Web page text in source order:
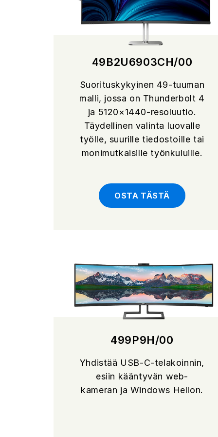
49B2U6903CH/00
Suorituskykyinen 49-tuuman
malli, jossa on Thunderbolt 4
ja 5120×1440-resoluutio.
Täydellinen valinta luovalle
työlle, suurille tiedostoille tai
monimutkaisille työnkuluille.
OSTA TÄSTÄ
499P9H/00
Yhdistää USB-C-telakoinnin,
esiin kääntyvän web-
kameran ja Windows Hellon.